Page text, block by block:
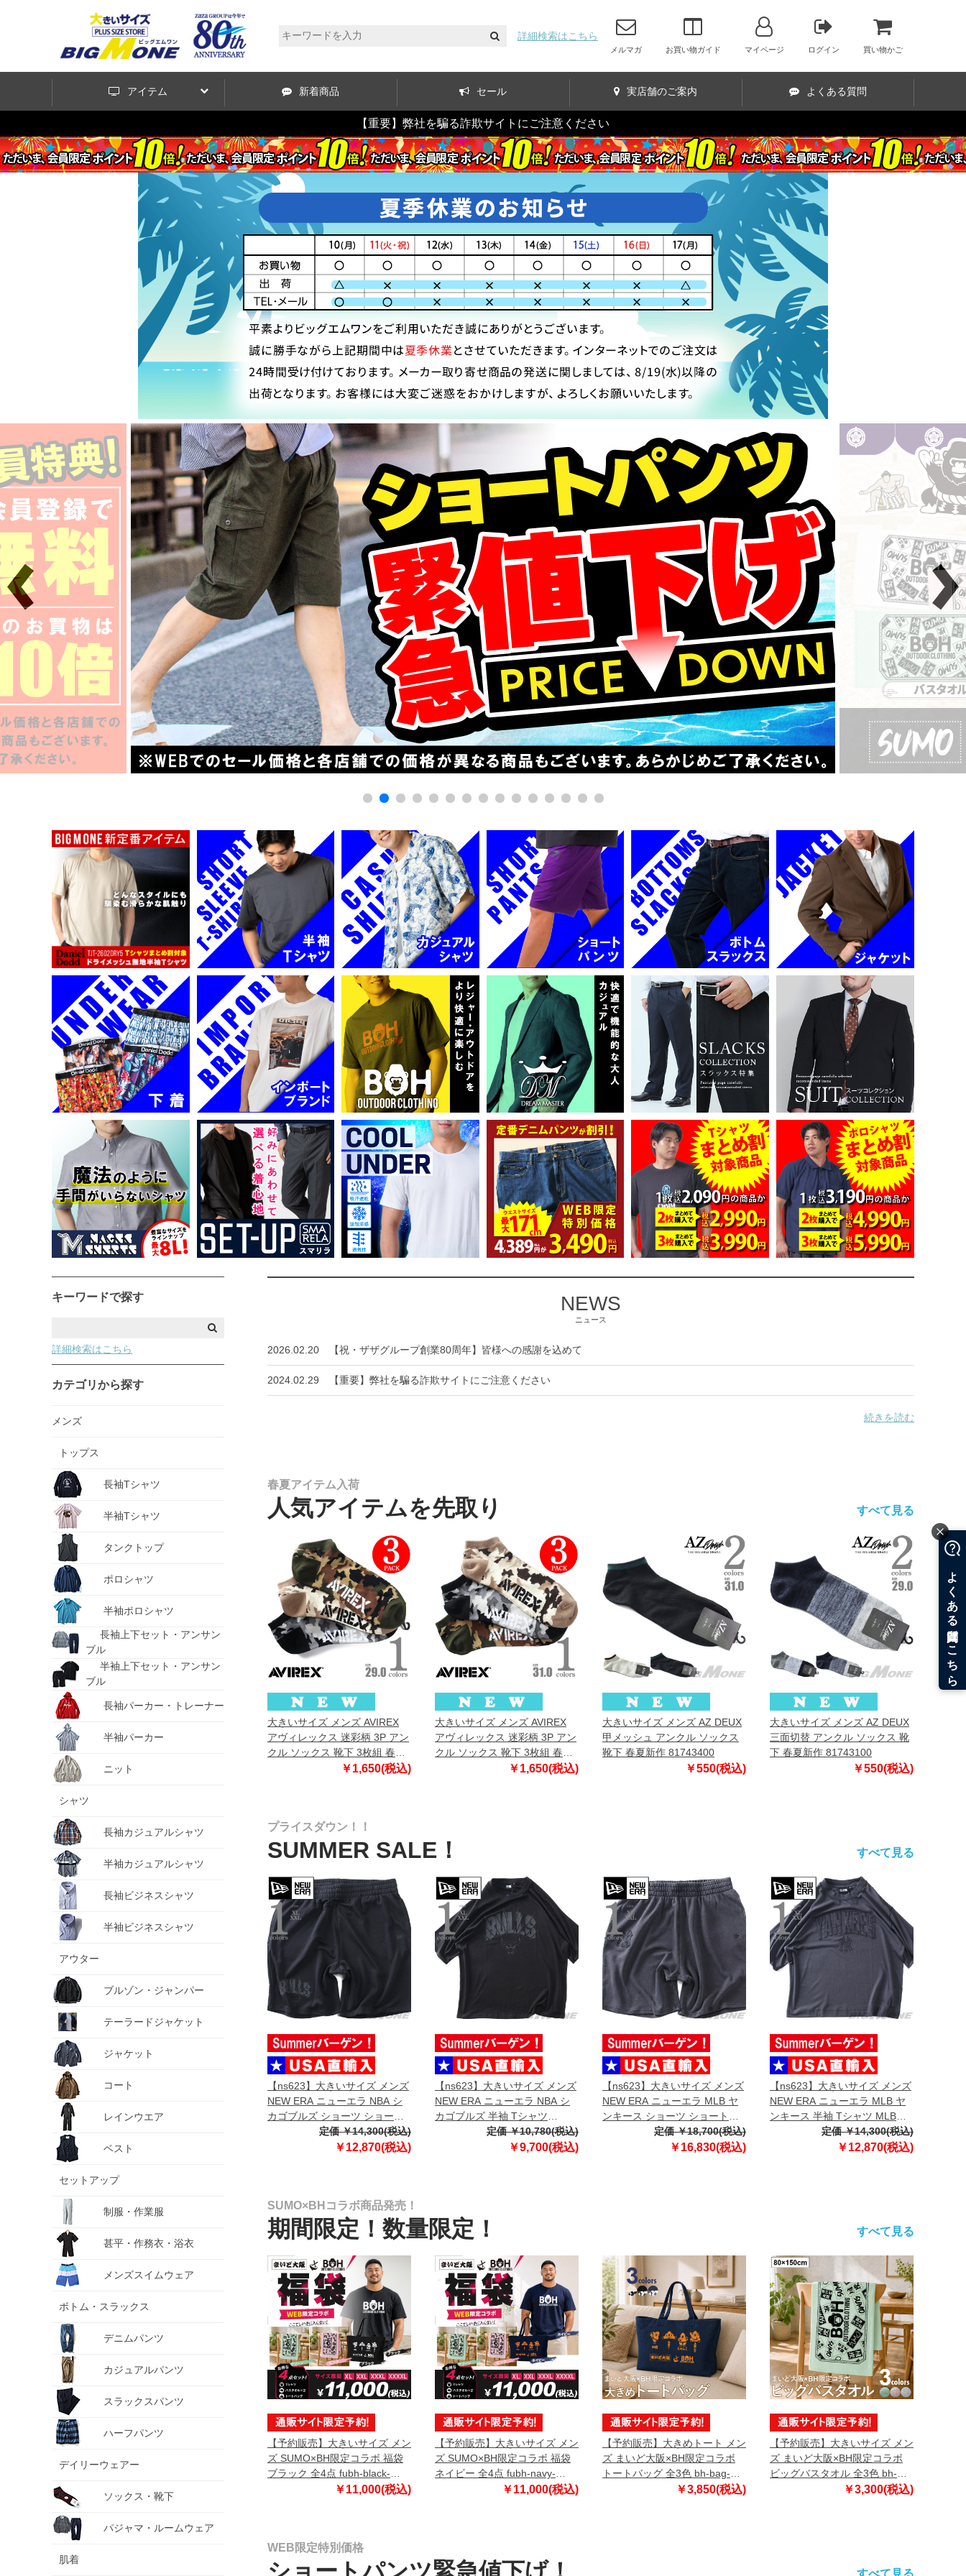
詳細検索はこちら
メルマガ お買い物ガイド マイページ ログイン 買い物かご
アイテム 新着商品 セール 実店舗のご案内 よくある質問
【重要】弊社を騙る詐欺サイトにご注意ください
キーワードで探す
詳細検索はこちら
カテゴリから探す
メンズ
トップス
長袖Tシャツ
半袖Tシャツ
タンクトップ
ポロシャツ
半袖ポロシャツ
長袖上下セット・アンサン
ブル
半袖上下セット・アンサン
ブル
長袖パーカー・トレーナー
半袖パーカー
ニット
シャツ
長袖カジュアルシャツ
半袖カジュアルシャツ
長袖ビジネスシャツ
半袖ビジネスシャツ
アウター
ブルゾン・ジャンパー
テーラードジャケット
ジャケット
コート
レインウエア
ベスト
セットアップ
制服・作業服
甚平・作務衣・浴衣
メンズスイムウェア
ボトム・スラックス
デニムパンツ
カジュアルパンツ
スラックスパンツ
ハーフパンツ
デイリーウェアー
ソックス・靴下
パジャマ・ルームウェア
肌着
NEWS
ニュース
2026.02.20 【祝・ザザグループ創業80周年】皆様への感謝を込めて
2024.02.29 【重要】弊社を騙る詐欺サイトにご注意ください
続きを読む
春夏アイテム入荷
人気アイテムを先取り すべて見る
大きいサイズ メンズ AVIREX
アヴィレックス 迷彩柄 3P アン
クル ソックス 靴下 3枚組 春夏
￥1,650(税込)
大きいサイズ メンズ AVIREX
アヴィレックス 迷彩柄 3P アン
クル ソックス 靴下 3枚組 春夏
￥1,650(税込)
大きいサイズ メンズ AZ DEUX
甲メッシュ アンクル ソックス
靴下 春夏新作 81743400
￥550(税込)
大きいサイズ メンズ AZ DEUX
三面切替 アンクル ソックス 靴
下 春夏新作 81743100
￥550(税込)
プライスダウン！！
SUMMER SALE！ すべて見る
【ns623】大きいサイズ メンズ
NEW ERA ニューエラ NBA シ
カゴブルズ ショーツ ショート
パンツ ハーフパンツ NBA
CHICAGO BULLS BLACK
定価 ￥14,300(税込)
￥12,870(税込)
【ns623】大きいサイズ メンズ
NEW ERA ニューエラ NBA シ
カゴブルズ 半袖 Tシャツ
CHICAGO BULLS NBA BLACK
OVERSIZED T-SHIRT USA直輸
定価 ￥10,780(税込)
￥9,700(税込)
【ns623】大きいサイズ メンズ
NEW ERA ニューエラ MLB ヤ
ンキース ショーツ ショートパ
ンツ ハーフパンツ MLB
WASHED NEW YORK
定価 ￥18,700(税込)
￥16,830(税込)
【ns623】大きいサイズ メンズ
NEW ERA ニューエラ MLB ヤ
ンキース 半袖 Tシャツ MLB
WASHED NEW YORK
YANKEES T-SHIRT USA直輸入
定価 ￥14,300(税込)
￥12,870(税込)
SUMO×BHコラボ商品発売！
期間限定！数量限定！ すべて見る
【予約販売】大きいサイズ メン
ズ SUMO×BH限定コラボ 福袋
ブラック 全4点 fubh-black-
sumo999-b【10月下旬発送予
￥11,000(税込)
【予約販売】大きいサイズ メン
ズ SUMO×BH限定コラボ 福袋
ネイビー 全4点 fubh-navy-
sumo999-b【10月下旬発送予
￥11,000(税込)
【予約販売】大きめトート メン
ズ まいど大阪×BH限定コラボ
トートバッグ 全3色 bh-bag-
sumo999【10月下旬発送予
￥3,850(税込)
【予約販売】大きいサイズ メン
ズ まいど大阪×BH限定コラボ
ビッグバスタオル 全3色 bh-
bath-sumo999【10月下旬発送
￥3,300(税込)
WEB限定特別価格